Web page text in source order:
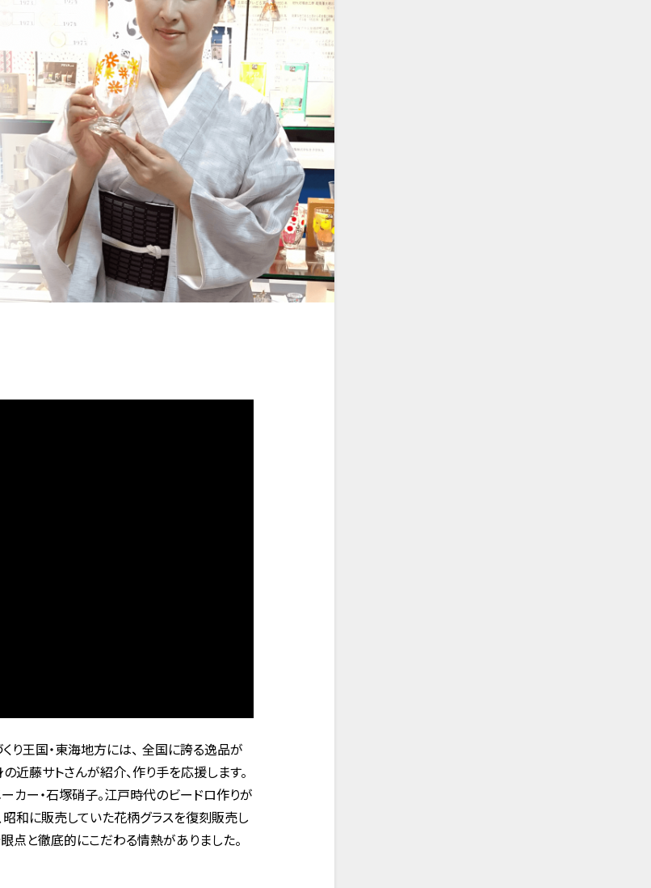
り王国・東海地方には、 全国に誇る逸品が
近藤サトさんが紹介、作り手を応援します。
カー・石塚硝子。江戸時代のビードロ作りが
昭和に販売していた花柄グラスを復刻販売し
点と徹底的にこだわる情熱がありました。